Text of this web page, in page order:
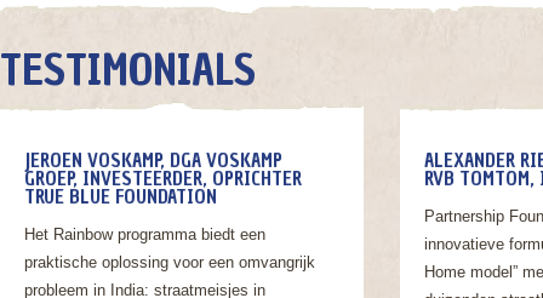
TESTIMONIALS
JEROEN VOSKAMP, DGA VOSKAMP
GROEP, INVESTEERDER, OPRICHTER
TRUE BLUE FOUNDATION
Het Rainbow programma biedt een
praktische oplossing voor een omvangrijk
probleem in India: straatmeisjes in
ALEXANDER
RVB TOMTOM,
Partnership
innovatieve
Home model”